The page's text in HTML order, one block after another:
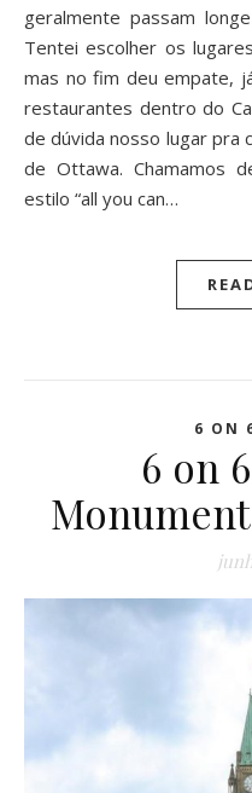
geralmente passam
Tentei escolher os
mas no fim deu empate,
restaurantes dentro do
de dúvida nosso lugar pra
de Ottawa. Chamamos
estilo “all you can…
6 ON
6 on